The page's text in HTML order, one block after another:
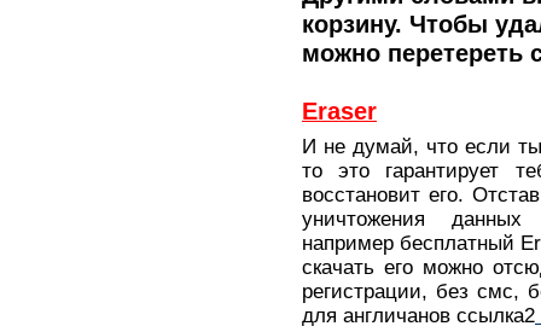
корзину. Чтобы
можно перетереть
Eraser
И не думай, что если
то это гарантирует
восстановит его.
уничтожения
например бесплатный
скачать его можно
регистрации, без смс,
для англичанов ссылка2